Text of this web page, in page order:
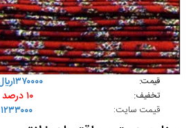
قیمت: ۱۳۷۰۰۰۰ريال
تخفیف: ۱۰ درصد
قیمت سایت: ۱۲۳۳۰۰۰ ريال